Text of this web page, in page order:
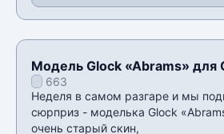
Модель Glock «Abrams» для
663
Неделя в самом разгаре и мы
сюрприз - моделька Glock
очень старый скин,